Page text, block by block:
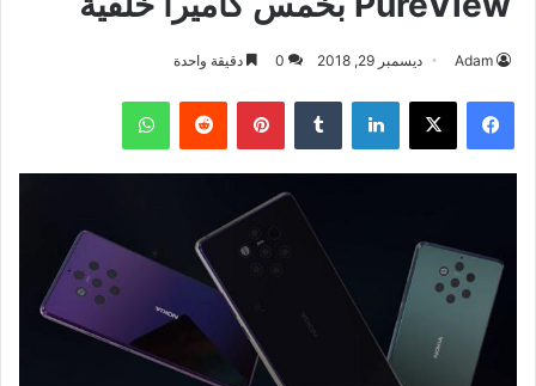
Adam ديسمبر 29, 2018 0 دقيقة واحدة
فيسبوك ‫X لينكدإن بينتيريست واتساب